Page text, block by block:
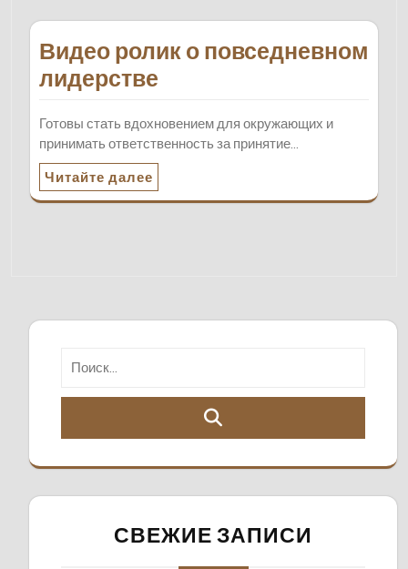
Видео ролик о повседневном
лидерстве
Готовы стать вдохновением для окружающих и
принимать ответственность за принятие…
Читайте далее
СВЕЖИЕ ЗАПИСИ